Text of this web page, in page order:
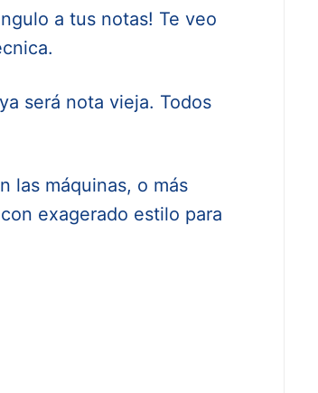
a tus notas! Te veo
será nota vieja. Todos
las máquinas, o más
exagerado estilo para